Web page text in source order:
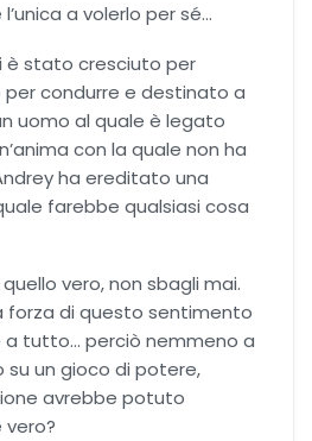
a volerlo per sé…
è stato cresciuto per
condurre e destinato a
uomo al quale è legato
con la quale non ha
ha ereditato una
farebbe qualsiasi cosa
vero, non sbagli mai.
forza di questo sentimento
a tutto… perciò nemmeno a
un gioco di potere,
avrebbe potuto
vero?